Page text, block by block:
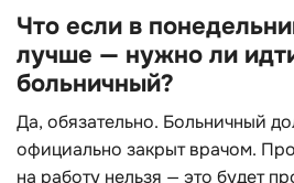
Что если в
лучше — нужно ли
больничный?
Да, обязательно. Больничный
официально закрыт врачом.
на работу нельзя — это будет